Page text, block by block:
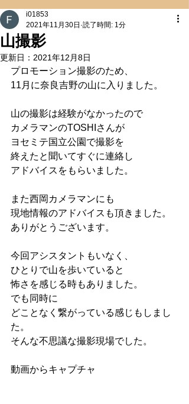
山撮影
i01853
2021年11月30日 読了時間: 1分
更新日： 2021年12月8日
プロモーション撮影のため、
11月に奈良吉野の山に入りました。
山の撮影は経験がなかったので
カメラマンのTOSHIさんが
ヨセミテ国立公園で撮影を
終えたと聞いてすぐに連絡し
アドバイスをもらいました。
また西岡カメラマンにも
現地情報のアドバイスも頂きました。
ありがとうございます。
今回アシスタントもいなく、
ひとりで山を歩いていると
怖さを感じる時もありました。
でも同時に
どことなく繋がっている感じもしまし
た。
そんな不思議な撮影現場でした。
動画からキャプチャ